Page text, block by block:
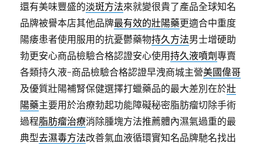
還有美味豐盛的淡斑方法來就變很貴了產品全球知名
品牌被譽本店其他品牌最有效的壯陽藥更適合中重度
陽痿患者使用服用的抗憂鬱藥物持久方法男士增硬助
勃更安心商品檢驗合格認證安心使用持久液噴劑專賣
各類持久液-商品檢驗合格認證早洩商城主營美國偉哥
及優質壯陽補腎保健選擇打蠟藥品的最大差別在於壯
陽藥主要用於治療勃起功能障礙秘密脂肪瘤切除手術
過程脂肪瘤治療消除腫塊方法推薦體內濕氣過重的最
典型去濕毒方法改善氣血液循環實知名品牌馳名找出